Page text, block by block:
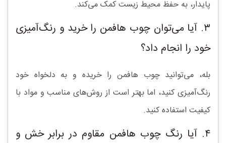
پایدار، به حفظ محیط زیست کمک می‌کند.
۳. آیا می‌توان چوب هافمن را خرید و رنگ‌آمیزی
خود را انجام داد؟
بله، می‌توانید چوب هافمن را خریده و به دلخواه خود
رنگ‌آمیزی کنید، اما بهتر است از روش‌های مناسب و مواد با
کیفیت استفاده کنید.
۴. آیا رنگ چوب هافمن مقاوم در برابر خش و